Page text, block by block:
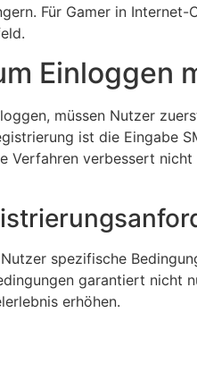
Für Gamer in
Einloggen
müssen Nutzer
ist die Eingabe
verbessert
spezifische
garantiert nicht
erhöhen.